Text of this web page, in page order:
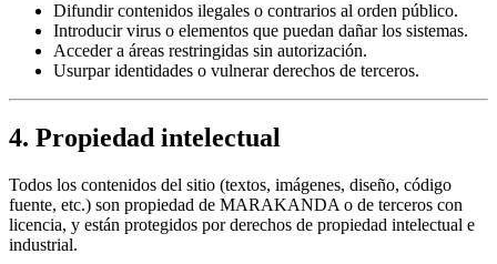
Difundir contenidos ilegales o contrarios al orden público.
Introducir virus o elementos que puedan dañar los sistemas.
Acceder a áreas restringidas sin autorización.
Usurpar identidades o vulnerar derechos de terceros.
4. Propiedad intelectual
Todos los contenidos del sitio (textos, imágenes, diseño, código
fuente, etc.) son propiedad de MARAKANDA o de terceros con
licencia, y están protegidos por derechos de propiedad intelectual e
industrial.